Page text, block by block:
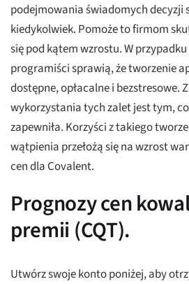
podejmowania świadomych decyzji
kiedykolwiek. Pomoże to firmom
się pod kątem wzrostu. W
programiści sprawią, że tworzenie
dostępne, opłacalne i bezstresowe.
wykorzystania tych zalet jest tym,
zapewniła. Korzyści z takiego
wątpienia przełożą się na wzrost
cen dla Covalent.
Prognozy cen
premii (CQT).
Utwórz swoje konto poniżej, aby